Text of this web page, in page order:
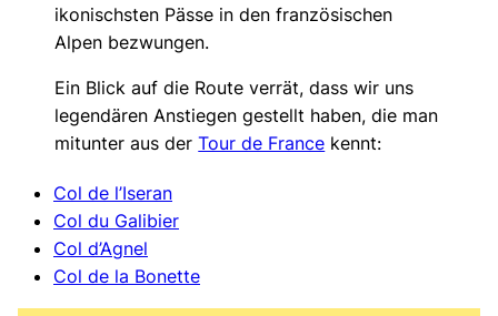
ikonischsten Pässe in den französischen
Alpen bezwungen.
Ein Blick auf die Route verrät, dass wir uns
legendären Anstiegen gestellt haben, die man
mitunter aus derTour de France kennt:
Col de l’Iseran
Col du Galibier
Col d’Agnel
Col de la Bonette